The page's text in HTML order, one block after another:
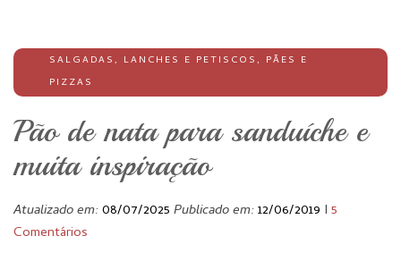
SALGADAS, LANCHES E PETISCOS, PÃES E
PIZZAS
Pão de nata para sanduíche e
muita inspiração
Atualizado em:08/07/2025 Publicado em:12/06/2019 I 5
Comentários